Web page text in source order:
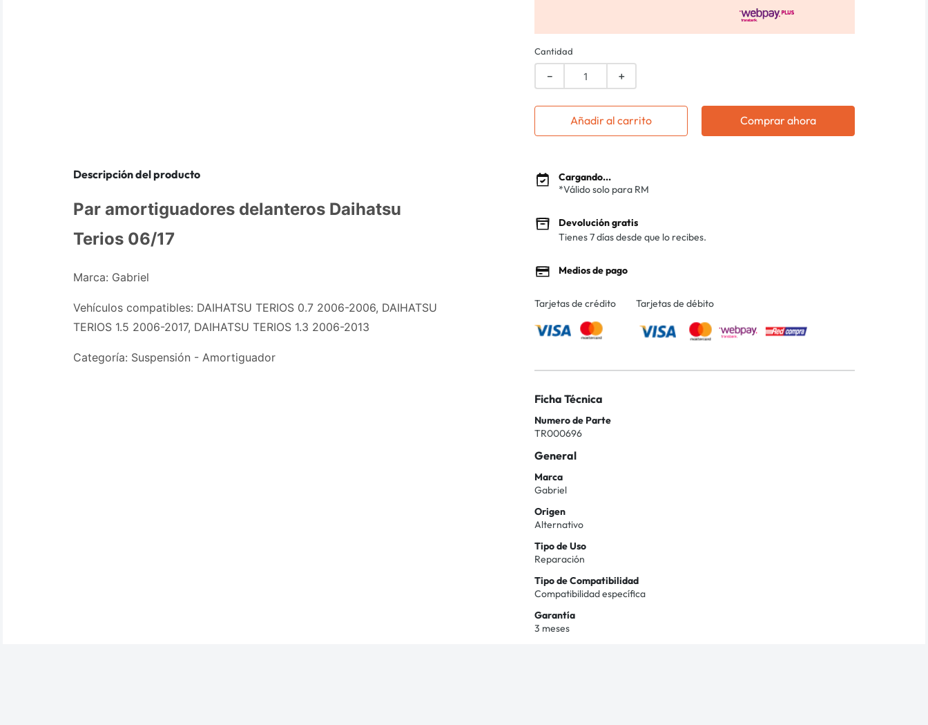
Descripción del producto
Par amortiguadores delanteros Daihatsu
Terios 06/17
Marca: Gabriel
Vehículos compatibles: DAIHATSU TERIOS 0.7 2006-2006, DAIHATSU
TERIOS 1.5 2006-2017, DAIHATSU TERIOS 1.3 2006-2013
Categoría: Suspensión - Amortiguador
Cantidad
＋
－
Añadir al carrito Comprar ahora
Cargando...
*Válido solo para RM
Devolución gratis
Tienes 7 días desde que lo recibes.
Medios de pago
Tarjetas de crédito Tarjetas de débito
Ficha Técnica
Numero de Parte
TR000696
General
Marca
Gabriel
Origen
Alternativo
Tipo de Uso
Reparación
Tipo de Compatibilidad
Compatibilidad específica
Garantía
3 meses